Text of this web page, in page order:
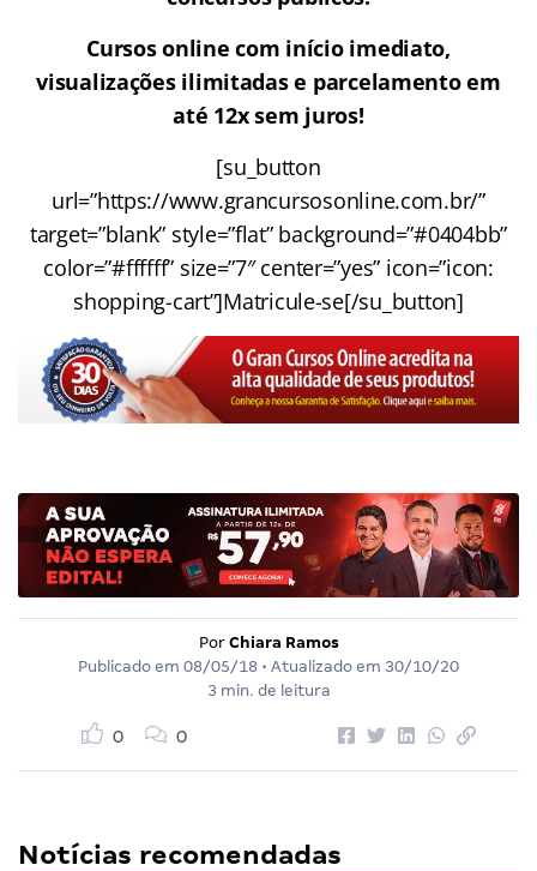
Cursos online com início imediato,
visualizações ilimitadas e parcelamento em
até 12x sem juros!
[su_button
url=”https://www.grancursosonline.com.br/”
target=”blank” style=”flat” background=”#0404bb”
color=”#ffffff” size=”7″ center=”yes” icon=”icon:
shopping-cart”]Matricule-se[/su_button]
Por Chiara Ramos
Publicado em 08/05/18 • Atualizado em 30/10/20
3 min. de leitura
0 0
Notícias recomendadas